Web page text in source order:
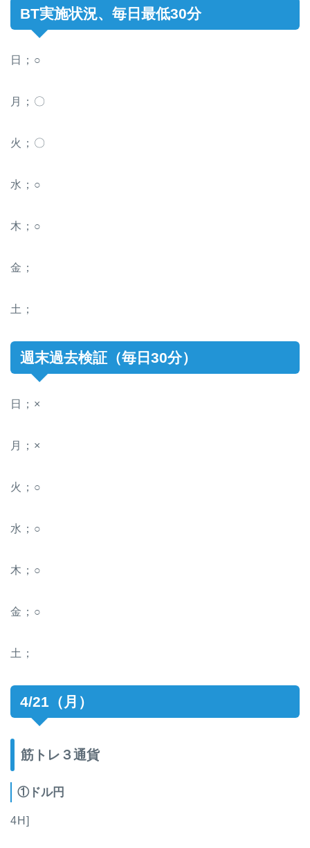
BT実施状況、毎日最低30分
日；○
月；〇
火；〇
水；○
木；○
金；
土；
週末過去検証（毎日30分）
日；×
月；×
火；○
水；○
木；○
金；○
土；
4/21（月）
筋トレ３通貨
①ドル円
4H]